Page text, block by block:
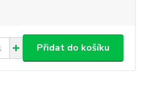
Přidat do košíku